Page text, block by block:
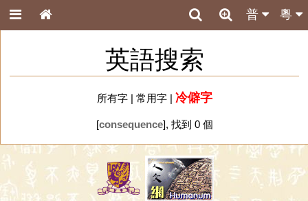
粵
普
英語搜索
所有字| 常用字| 冷僻字
[consequence], 找到 0 個